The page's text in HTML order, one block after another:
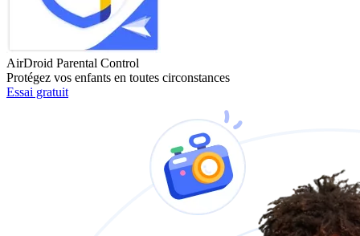
AirDroid Parental Control
Protégez vos enfants en toutes circonstances
Essai gratuit